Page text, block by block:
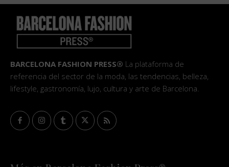
BARCELONA FASHION PRESS® La plataforma de
referencia del sector de la moda, las tendencias, belleza,
lifestyle, gastronomía, lujo, cultura y arte de Barcelona.